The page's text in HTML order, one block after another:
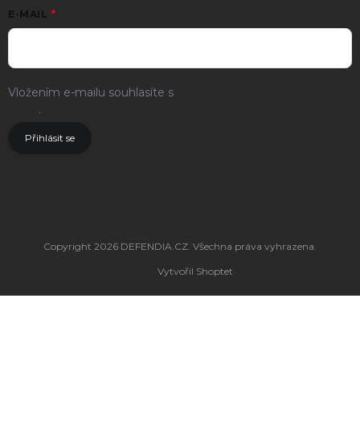
E-MAIL
Vložením e-mailu souhlasíte s
.
Přihlásit se
Vytvořil Shoptet
Copyright 2026 DEFENDIA.CZ . Všechna práva vyhrazena.